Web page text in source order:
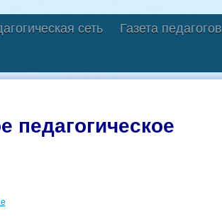
сеть Газета педагогов
педагогическое